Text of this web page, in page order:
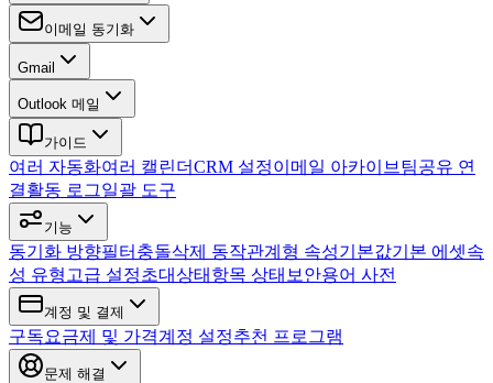
이메일 동기화
Gmail
Outlook 메일
가이드
여러 자동화여러 캘린더CRM 설정이메일 아카이브 팀공유 연
결활동 로그일괄 도구
기능
동기화 방향필터 충돌삭제 동작관계형 속성기본값기본 에셋속
성 유형 고급 설정초대상태 항목 상태 보안용어 사전
계정 및 결제
구독요금제 및 가격계정 설정추천 프로그램
문제 해결